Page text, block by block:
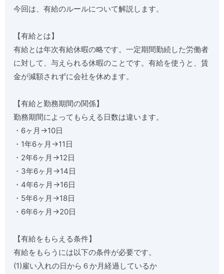
今回は、有給のルールについて解説します。
【有給とは】
有給とは年次有給休暇の略です。一定期間勤続した労働者
に対して、与えられる休暇のことです。有給を使うと、賃
金が減額されずに会社を休めます。
【有給と勤務期間の関係】
勤務期間によってもらえる日数は違います。
・6ヶ月→10日
・1年6ヶ月→11日
・2年6ヶ月→12日
・3年6ヶ月→14日
・4年6ヶ月→16日
・5年6ヶ月→18日
・6年6ヶ月→20日
【有給をもらえる条件】
有給をもらうには以下の条件が必要です。
(1)雇い入れの日から６か月経過しているか